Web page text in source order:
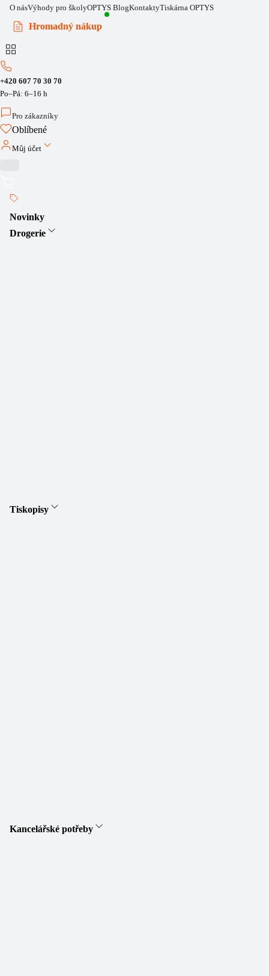
O násVýhody pro školyOPTYS BlogKontaktyTiskárna OPTYS
Hromadný nákup
+420 607 70 30 70
Po–Pá: 6–16 h
Pro zákazníky
Oblíbené
Můj účet
Novinky
Drogerie
Tiskopisy
Kancelářské potřeby